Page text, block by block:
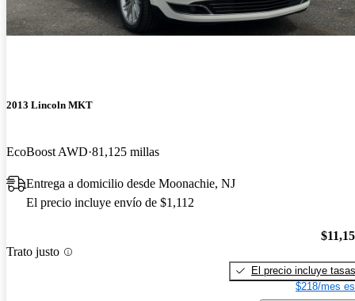
2013 Lincoln MKT
EcoBoost AWD 81,125 millas
Entrega a domicilio desde Moonachie, NJ
El precio incluye envío de $1,112
Trato justo
El precio incluye tasas
$218/mes